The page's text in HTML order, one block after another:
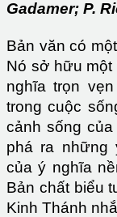
Gadamer; P.
Bản văn có
Nó sở hữu một
nghĩa trọn
trong cuộc
cảnh sống
phá ra những
của ý nghĩa
Bản chất biểu
Kinh Thánh